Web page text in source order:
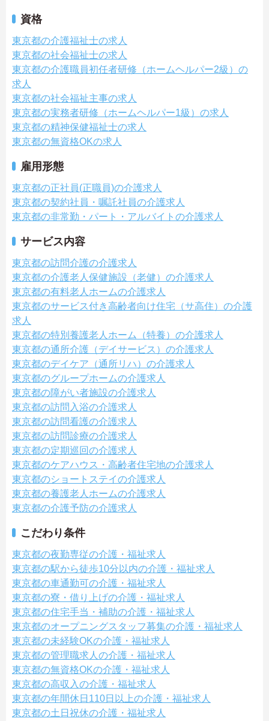
資格
東京都の介護福祉士の求人
東京都の社会福祉士の求人
東京都の介護職員初任者研修（ホームヘルパー2級）の
求人
東京都の社会福祉主事の求人
東京都の実務者研修（ホームヘルパー1級）の求人
東京都の精神保健福祉士の求人
東京都の無資格OKの求人
雇用形態
東京都の正社員(正職員)の介護求人
東京都の契約社員・嘱託社員の介護求人
東京都の非常勤・パート・アルバイトの介護求人
サービス内容
東京都の訪問介護の介護求人
東京都の介護老人保健施設（老健）の介護求人
東京都の有料老人ホームの介護求人
東京都のサービス付き高齢者向け住宅（サ高住）の介護
求人
東京都の特別養護老人ホーム（特養）の介護求人
東京都の通所介護（デイサービス）の介護求人
東京都のデイケア（通所リハ）の介護求人
東京都のグループホームの介護求人
東京都の障がい者施設の介護求人
東京都の訪問入浴の介護求人
東京都の訪問看護の介護求人
東京都の訪問診療の介護求人
東京都の定期巡回の介護求人
東京都のケアハウス・高齢者住宅地の介護求人
東京都のショートステイの介護求人
東京都の養護老人ホームの介護求人
東京都の介護予防の介護求人
こだわり条件
東京都の夜勤専従の介護・福祉求人
東京都の駅から徒歩10分以内の介護・福祉求人
東京都の車通勤可の介護・福祉求人
東京都の寮・借り上げの介護・福祉求人
東京都の住宅手当・補助の介護・福祉求人
東京都のオープニングスタッフ募集の介護・福祉求人
東京都の未経験OKの介護・福祉求人
東京都の管理職求人の介護・福祉求人
東京都の無資格OKの介護・福祉求人
東京都の高収入の介護・福祉求人
東京都の年間休日110日以上の介護・福祉求人
東京都の土日祝休の介護・福祉求人